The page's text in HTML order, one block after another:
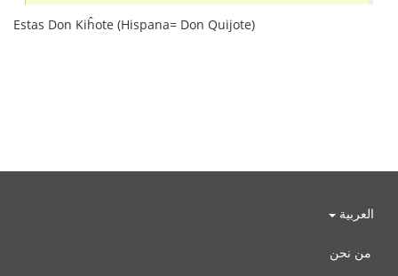
Estas Don Kiĥote (Hispana= Don Quijote)
العربية
من نحن